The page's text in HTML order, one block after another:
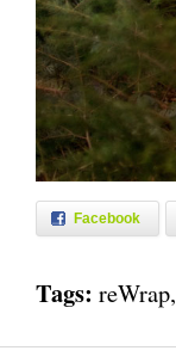
Facebook
Tags: reWrap,